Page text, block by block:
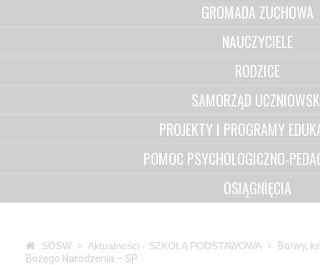
GROMADA ZUCHOWA
NAUCZYCIELE
RODZICE
SAMORZĄD
PROJEKTY I PROGRAMY
POMOC PSYCHOLOGICZNO-
OSIĄGNIĘCIA
SOSW Aktualności - SZKOŁA PODSTAWOWA
Barwy,
Bożego Narodzenia – SP